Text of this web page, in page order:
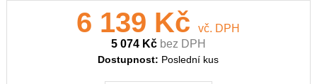
6 139 Kčvč. DPH
5 074 Kč bez DPH
Dostupnost: Poslední kus